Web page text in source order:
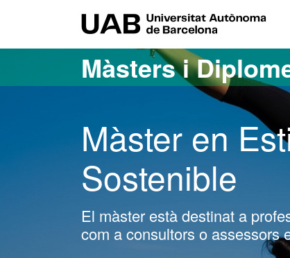
Màsters i
Màster en
Sostenible
El màster està destinat a
com a consultors o assessors